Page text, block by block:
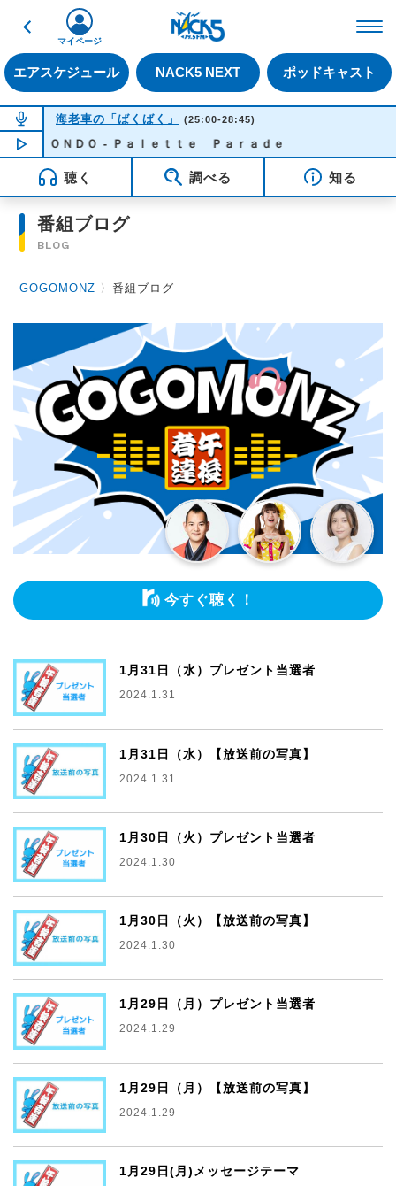
戻る
エアスケジュール NACK5 NEXT ポッドキャスト
マイページ
NOW ON AIR
海老車の「ばくばく」 (25:00-28:45)
NOW PLAYING 00:53
Ｏ ＯＮＤＯ - Ｐａｌｅｔｔｅ Ｐａｒａｄｅ
聴く 調べる 知る
番組ブログ
BLOG
GOGOMONZ 〉番組ブログ
今すぐ聴く！
1月31日（水）プレゼント当選者
2024.1.31
1月31日（水）【放送前の写真】
2024.1.31
1月30日（火）プレゼント当選者
2024.1.30
1月30日（火）【放送前の写真】
2024.1.30
1月29日（月）プレゼント当選者
2024.1.29
1月29日（月）【放送前の写真】
2024.1.29
1月29日(月)メッセージテーマ